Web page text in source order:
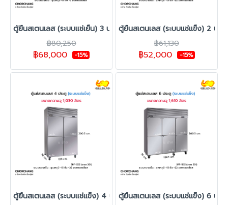
ตู้ยืนสเตนเลส (ระบบแช่เย็น) 3 ประตูกระจกเต็มบาน รุ่น SRC-1852G
฿80,250
฿68,000 -15%
ตู้ยืนสเตนเลส (ระบบแช่แข็ง) 2 ปร
฿61,130
฿52,000 -15%
ตู้ยืนสเตนเลส (ระบบแช่แข็ง) 4 ประตูทึบ รุ่น SRF-1232
ตู้ยืนสเตนเลส (ระบบแช่แข็ง) 6 ประ